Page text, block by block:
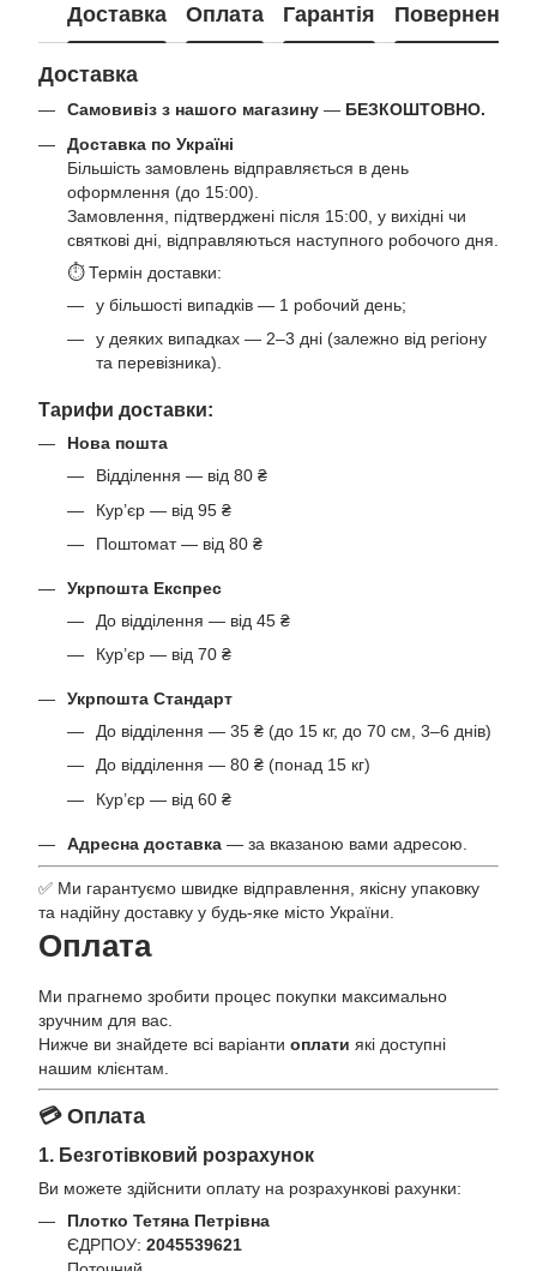
Доставка Оплата Гарантія Повернення
Доставка
Самовивіз з нашого магазину — БЕЗКОШТОВНО.
Доставка по Україні
Більшість замовлень відправляється в день
оформлення (до 15:00).
Замовлення, підтверджені після 15:00, у вихідні чи
святкові дні, відправляються наступного робочого дня.
⏱ Термін доставки:
у більшості випадків — 1 робочий день;
у деяких випадках — 2–3 дні (залежно від регіону
та перевізника).
Тарифи доставки:
Нова пошта
Відділення — від 80 ₴
Кур’єр — від 95 ₴
Поштомат — від 80 ₴
Укрпошта Експрес
До відділення — від 45 ₴
Кур’єр — від 70 ₴
Укрпошта Стандарт
До відділення — 35 ₴ (до 15 кг, до 70 см, 3–6 днів)
До відділення — 80 ₴ (понад 15 кг)
Кур’єр — від 60 ₴
Адресна доставка — за вказаною вами адресою.
✅ Ми гарантуємо швидке відправлення, якісну упаковку
та надійну доставку у будь-яке місто України.
Оплата
Ми прагнемо зробити процес покупки максимально
зручним для вас.
Нижче ви знайдете всі варіанти оплати які доступні
нашим клієнтам.
💳 Оплата
1. Безготівковий розрахунок
Ви можете здійснити оплату на розрахункові рахунки:
Плотко Тетяна Петрівна
ЄДРПОУ: 2045539621